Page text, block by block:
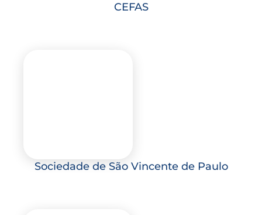
CEFAS
Sociedade de São Vincente de Paulo